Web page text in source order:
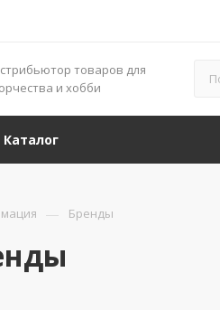
товаров для
и хобби
Каталог
— Бренды